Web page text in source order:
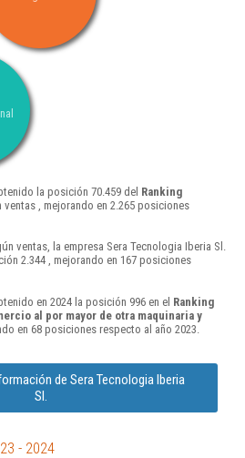
la posición 70.459 del Ranking
ventas , mejorando en 2.265 posiciones
ventas, la empresa Sera Tecnologia Iberia Sl.
2.344 , mejorando en 167 posiciones
en 2024 la posición 996 en el Ranking
al por mayor de otra maquinaria y
en 68 posiciones respecto al año 2023.
de Sera Tecnologia Iberia
Sl.
- 2024